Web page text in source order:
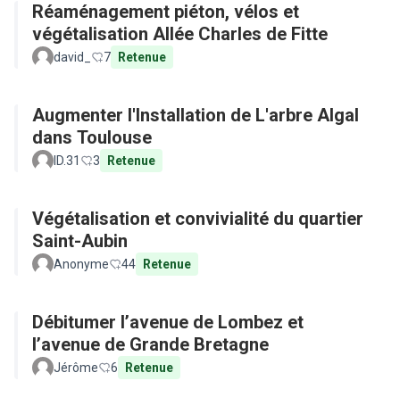
Réaménagement piéton, vélos et
végétalisation Allée Charles de Fitte
david_ 7 Retenue
Augmenter l'Installation de L'arbre Algal
dans Toulouse
ID.31 3 Retenue
Végétalisation et convivialité du quartier
Saint-Aubin
Anonyme 44 Retenue
Débitumer l’avenue de Lombez et
l’avenue de Grande Bretagne
Jérôme 6 Retenue